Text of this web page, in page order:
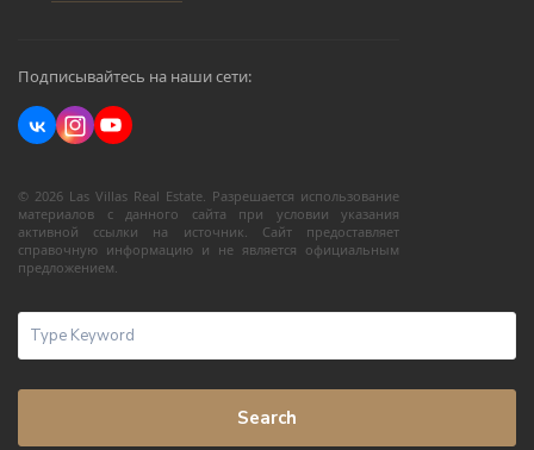
Подписывайтесь на наши сети:
© 2026 Las Villas Real Estate. Разрешается использование
материалов с данного сайта при условии указания
активной ссылки на источник. Сайт предоставляет
справочную информацию и не является официальным
предложением.
Search